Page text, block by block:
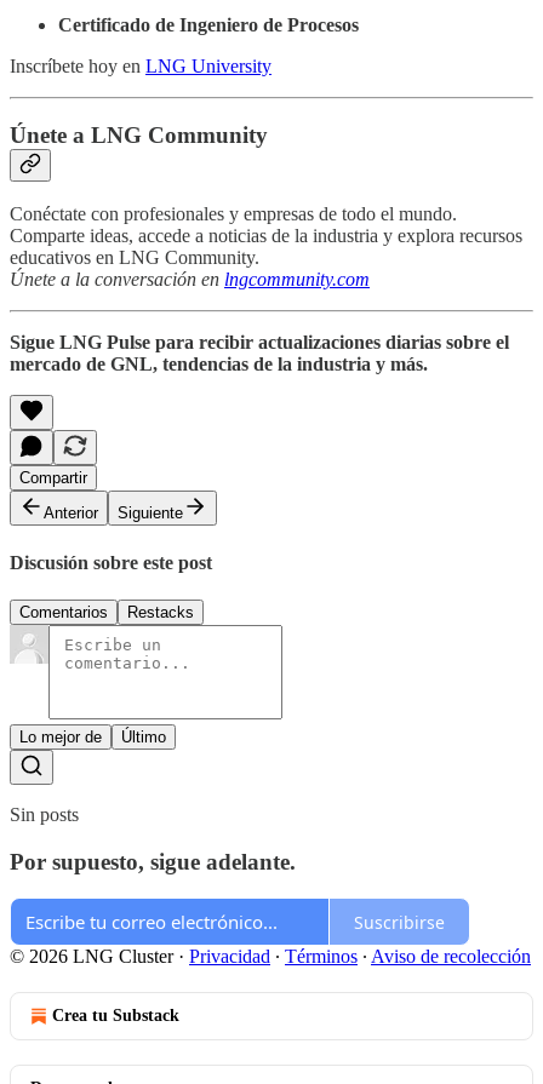
Certificado de Ingeniero de Procesos
Inscríbete hoy en LNG University
Únete a LNG Community
Conéctate con profesionales y empresas de todo el mundo.
Comparte ideas, accede a noticias de la industria y explora recursos
educativos en LNG Community.
Únete a la conversación en lngcommunity.com
Sigue LNG Pulse para recibir actualizaciones diarias sobre el
mercado de GNL, tendencias de la industria y más.
Compartir
Anterior
Siguiente
Discusión sobre este post
Comentarios Restacks
Lo mejor de Último
Sin posts
Por supuesto, sigue adelante.
Suscribirse
© 2026 LNG Cluster· Privacidad ∙ Términos ∙ Aviso de recolección
Crea tu Substack